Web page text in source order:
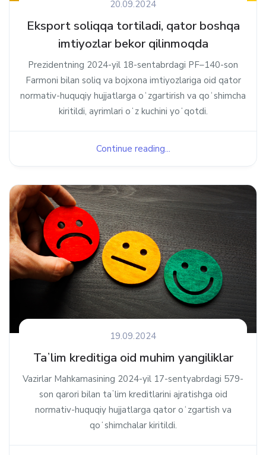
20.09.2024
Eksport soliqqa tortiladi, qator boshqa
imtiyozlar bekor qilinmoqda
Prezidentning 2024-yil 18-sentabrdagi PF–140-son
Farmoni bilan soliq va bojxona imtiyozlariga oid qator
normativ-huquqiy hujjatlarga oʻzgartirish va qoʻshimcha
kiritildi, ayrimlari oʻz kuchini yoʻqotdi.
Continue reading...
19.09.2024
Taʼlim kreditiga oid muhim yangiliklar
Vazirlar Mahkamasining 2024-yil 17-sentyabrdagi 579-
son qarori bilan taʼlim kreditlarini ajratishga oid
normativ-huquqiy hujjatlarga qator oʻzgartish va
qoʻshimchalar kiritildi.